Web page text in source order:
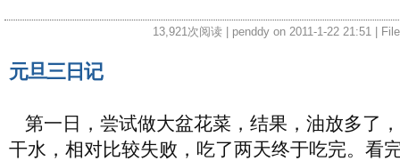
13,921次阅读 | penddy on 2011-1-22 21:51 |
元旦三日记
第一日，尝试做大盆花菜，结果，油放多了
干水，相对比较失败，吃了两天终于吃完。看